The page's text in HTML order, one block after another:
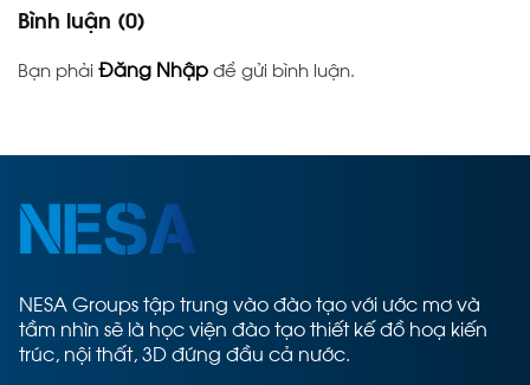
Bình luận (0)
Bạn phải Đăng Nhậpđể gửi bình luận.
NESA Groups tập trung vào đào tạo với ước mơ và
tầm nhìn sẽ là học viện đào tạo thiết kế đồ hoạ kiến
trúc, nội thất, 3D đứng đầu cả nước.